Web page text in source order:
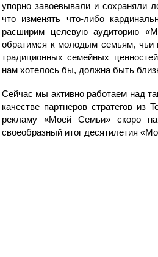
упорно завоевывали и сохраняли
что изменять что-либо
расширим целевую аудиторию
обратимся к молодым семьям, чьи
традиционных семейных
нам хотелось бы, должна быть
Сейчас мы активно работаем над
качестве партнеров стратегов
рекламу «Моей Семьи» скоро
своеобразный итог десятилетия